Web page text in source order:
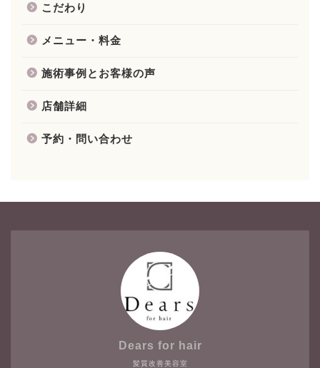
こだわり
メニュー・料金
施術事例とお客様の声
店舗詳細
予約・問い合わせ
髪質改善美容室
Dears for hair